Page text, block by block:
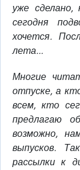
уже
сегодня
хочется.
лета...
Многие
отпуске, а
всем, кто
предлагаю
возможно,
выпусков.
рассылки к